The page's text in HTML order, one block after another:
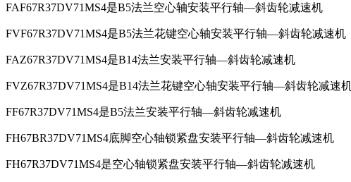
FAF67R37DV71MS4是B5法兰空心轴安装平行轴—斜齿轮减速机
FVF67R37DV71MS4是B5法兰花键空心轴安装平行轴—斜齿轮减速机
FAZ67R37DV71MS4是B14法兰安装平行轴—斜齿轮减速机
FVZ67R37DV71MS4是B14法兰花键空心轴安装平行轴—斜齿轮减速
FF67R37DV71MS4是B5法兰安装平行轴—斜齿轮减速机
FH67BR37DV71MS4底脚空心轴锁紧盘安装平行轴—斜齿轮减速机
FH67R37DV71MS4是空心轴锁紧盘安装平行轴—斜齿轮减速机